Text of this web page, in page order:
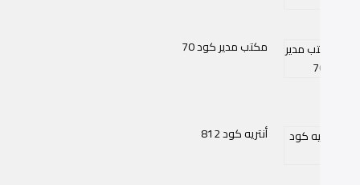
مكتب مدير كود 70
أنتريه كود 812